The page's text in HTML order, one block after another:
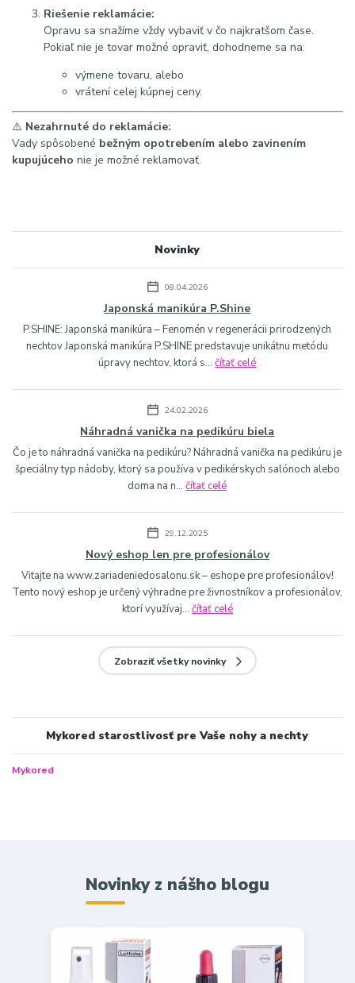
Novinky
08.04.2026
Japonská manikúra P.Shine
P.SHINE: Japonská manikúra – Fenomén v regenerácii prirodzených
nechtov Japonská manikúra P.SHINE predstavuje unikátnu metódu
úpravy nechtov, ktorá s...čítať celé
24.02.2026
Náhradná vanička na pedikúru biela
Čo je to náhradná vanička na pedikúru? Náhradná vanička na pedikúru je
špeciálny typ nádoby, ktorý sa používa v pedikérskych salónoch alebo
doma na n...čítať celé
29.12.2025
Nový eshop len pre profesionálov
Vitajte na www.zariadeniedosalonu.sk – eshope pre profesionálov!
Tento nový eshop je určený výhradne pre živnostníkov a profesionálov,
ktorí využívaj... čítať celé
Zobraziť všetky novinky
Mykored starostlivosť pre Vaše nohy a nechty
Mykored
Riešenie reklamácie:
Opravu sa snažíme vždy vybaviť v čo najkratšom čase.
Pokiaľ nie je tovar možné opraviť, dohodneme sa na:
výmene tovaru, alebo
vrátení celej kúpnej ceny.
⚠️ Nezahrnuté do reklamácie:
Vady spôsobené bežným opotrebením alebo zavinením
kupujúceho nie je možné reklamovať.
Novinky z nášho blogu